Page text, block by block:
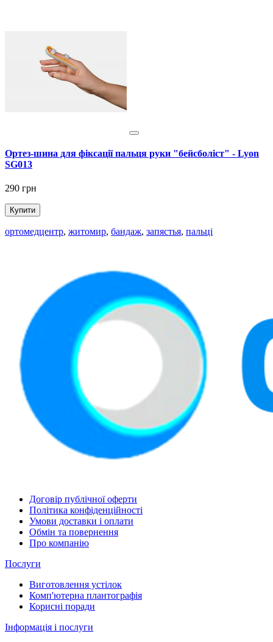
Ортез-шина для фіксації пальця руки "бейсболіст" - Lyon
SG013
290 грн
Купити
ортомедцентр, житомир, бандаж, запястья, пальці
Договір публічної оферти
Політика конфіденційності
Умови доставки і оплати
Обмін та повернення
Про компанію
Послуги
Виготовлення устілок
Комп'ютерна плантографія
Корисні поради
Інформація і послуги